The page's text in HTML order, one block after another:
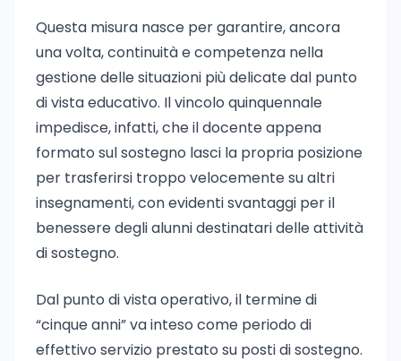
Questa misura nasce per garantire, ancora
una volta, continuità e competenza nella
gestione delle situazioni più delicate dal punto
di vista educativo. Il vincolo quinquennale
impedisce, infatti, che il docente appena
formato sul sostegno lasci la propria posizione
per trasferirsi troppo velocemente su altri
insegnamenti, con evidenti svantaggi per il
benessere degli alunni destinatari delle attività
di sostegno.
Dal punto di vista operativo, il termine di
“cinque anni” va inteso come periodo di
effettivo servizio prestato su posti di sostegno.